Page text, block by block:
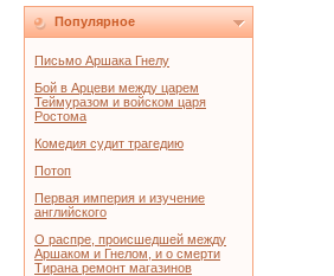
Популярное
Письмо Аршака Гнелу
Бой в Арцеви между царем
Теймуразом и войском царя
Ростома
Комедия судит трагедию
Потоп
Первая империя и изучение
английского
О распре, происшедшей между
Аршаком и Гнелом, и о смерти
Тирана ремонт магазинов